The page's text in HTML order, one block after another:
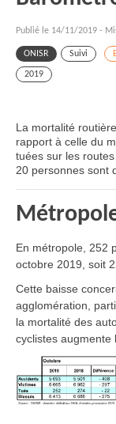
Publié le 14/11/2019 -
ONISR Suivi
2019
La mortalité
rapport à celle du
tuées sur les
20 personnes sont
En métropole, 252
octobre 2019, soit
Cette baisse
agglomération,
la mortalité des
cyclistes augmente